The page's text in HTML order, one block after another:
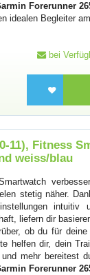
Forerunner
idealen Begleiter
bei
11), Fitness
weiss/blau
stetig näher.
intuitiv
liefern dir
ob du für
helfen dir, dein
mehr bereitest
Forerunner